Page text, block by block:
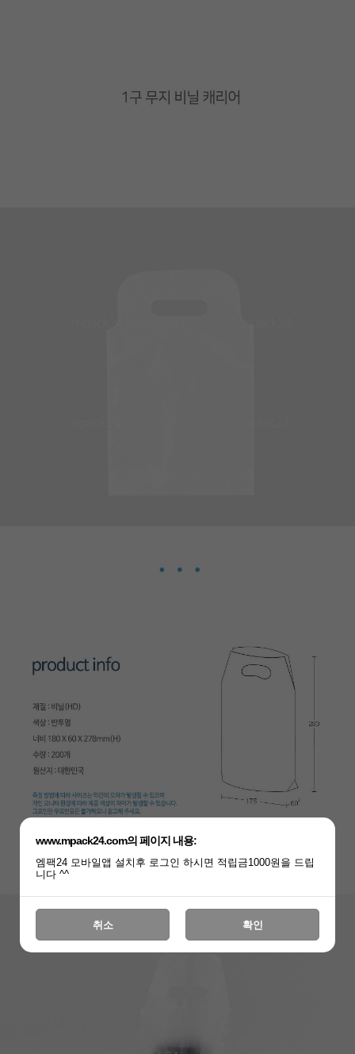
www.mpack24.com의 페이지 내용:
엠팩24 모바일앱 설치후 로그인 하시면 적립금1000원을 드립
니다 ^^
취소 확인